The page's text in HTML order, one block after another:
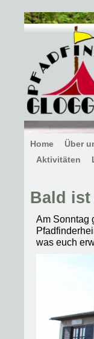
Home Über
Aktivitäten
Bald ist
Am Sonntag
was euch